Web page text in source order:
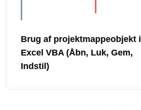
Brug af projektmappeobjekt i
Excel VBA (Åbn, Luk, Gem,
Indstil)